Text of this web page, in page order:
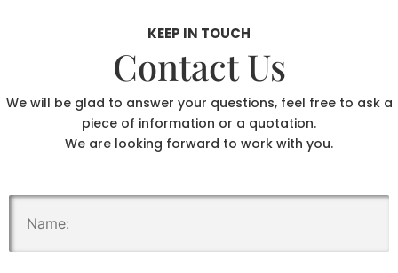
KEEP IN TOUCH
Contact Us
We will be glad to answer your questions, feel free to ask a
piece of information or a quotation.
We are looking forward to work with you.